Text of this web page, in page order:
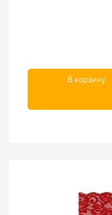
В корзину